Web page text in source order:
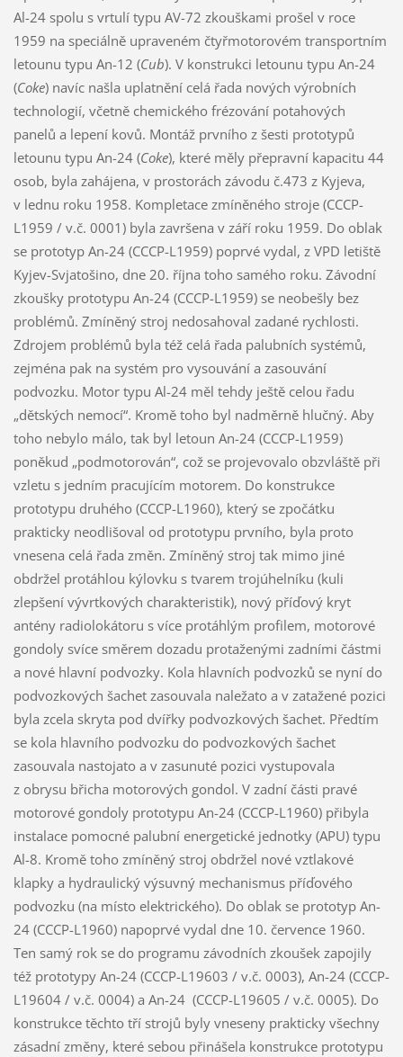
Al-24 spolu s vrtulí typu AV-72 zkouškami prošel v roce
1959 na speciálně upraveném čtyřmotorovém transportním
letounu typu An-12 (Cub). V konstrukci letounu typu An-24
(Coke) navíc našla uplatnění celá řada nových výrobních
technologií, včetně chemického frézování potahových
panelů a lepení kovů. Montáž prvního z šesti prototypů
letounu typu An-24 (Coke), které měly přepravní kapacitu 44
osob, byla zahájena, v prostorách závodu č.473 z Kyjeva,
v lednu roku 1958. Kompletace zmíněného stroje (CCCP-
L1959 / v.č. 0001) byla završena v září roku 1959. Do oblak
se prototyp An-24 (CCCP-L1959) poprvé vydal, z VPD letiště
Kyjev-Svjatošino, dne 20. října toho samého roku. Závodní
zkoušky prototypu An-24 (CCCP-L1959) se neobešly bez
problémů. Zmíněný stroj nedosahoval zadané rychlosti.
Zdrojem problémů byla též celá řada palubních systémů,
zejména pak na systém pro vysouvání a zasouvání
podvozku. Motor typu Al-24 měl tehdy ještě celou řadu
„dětských nemocí“. Kromě toho byl nadměrně hlučný. Aby
toho nebylo málo, tak byl letoun An-24 (CCCP-L1959)
poněkud „podmotorován“, což se projevovalo obzvláště při
vzletu s jedním pracujícím motorem. Do konstrukce
prototypu druhého (CCCP-L1960), který se zpočátku
prakticky neodlišoval od prototypu prvního, byla proto
vnesena celá řada změn. Zmíněný stroj tak mimo jiné
obdržel protáhlou kýlovku s tvarem trojúhelníku (kuli
zlepšení vývrtkových charakteristik), nový příďový kryt
antény radiolokátoru s více protáhlým profilem, motorové
gondoly svíce směrem dozadu protaženými zadními částmi
a nové hlavní podvozky. Kola hlavních podvozků se nyní do
podvozkových šachet zasouvala naležato a v zatažené pozici
byla zcela skryta pod dvířky podvozkových šachet. Předtím
se kola hlavního podvozku do podvozkových šachet
zasouvala nastojato a v zasunuté pozici vystupovala
z obrysu břicha motorových gondol. V zadní části pravé
motorové gondoly prototypu An-24 (CCCP-L1960) přibyla
instalace pomocné palubní energetické jednotky (APU) typu
Al-8. Kromě toho zmíněný stroj obdržel nové vztlakové
klapky a hydraulický výsuvný mechanismus příďového
podvozku (na místo elektrického). Do oblak se prototyp An-
24 (CCCP-L1960) napoprvé vydal dne 10. července 1960.
Ten samý rok se do programu závodních zkoušek zapojily
též prototypy An-24 (CCCP-L19603 / v.č. 0003), An-24 (CCCP-
L19604 / v.č. 0004) a An-24 (CCCP-L19605 / v.č. 0005). Do
konstrukce těchto tří strojů byly vneseny prakticky všechny
zásadní změny, které sebou přinášela konstrukce prototypu